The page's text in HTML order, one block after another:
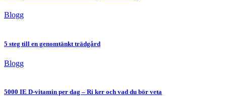
Blogg
5 steg till en genomtänkt trädgård
Blogg
5000 IE D-vitamin per dag – Ri ker och vad du bör veta